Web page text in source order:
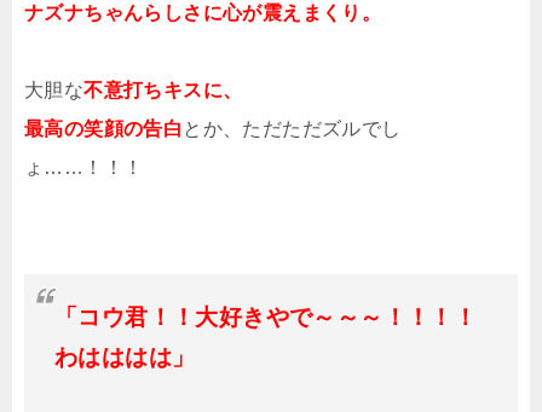
ナズナちゃんらしさに心が震えまくり。
大胆な不意打ちキスに、
最高の笑顔の告白 とか、ただただズルでし
ょ……！！！
「コウ君！！大好きやで～～～！！！！
わはははは」